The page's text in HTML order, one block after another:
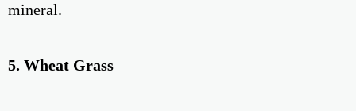
mineral.
5. Wheat Grass